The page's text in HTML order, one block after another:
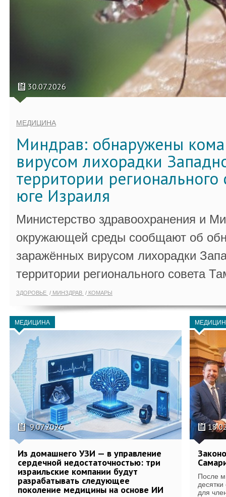
30.07.2026
МЕДИЦИНА
Миндрав: обнаружены
вирусом лихорадки
территории регионального
юге Израиля
Министерство здравоохранения и
окружающей среды сообщают об
заражённых вирусом лихорадки
территории регионального совета
ЗДОРОВЬЕ МИНЗДРАВ КОМАРЫ
МЕДИЦИНА
9.07.2026
Из домашнего УЗИ — в управление
сердечной недостаточностью: три
израильские компании будут
разрабатывать следующее
поколение медицины на основе ИИ
После
для